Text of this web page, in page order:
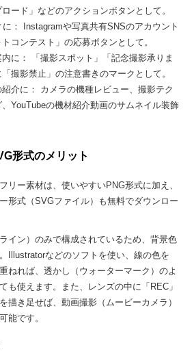
ード」などのアクションボタンとして。
： Instagramや写真共有SNSのアカウント
コンテスト」の応募ボタンとして。
に： 「撮影スポット」「記念撮影承りま
撮影禁止」の注意書きのマークとして。
介に： カメラの機種レビュー、撮影テク
YouTubeの機材紹介動画のサムネイル装飾
形式のメリット
リー素材は、使いやすいPNG形式に加え、
形式（SVGファイル）も無料でダウンロー
イン）のみで構成されているため、背景色
Illustratorなどのソフトを使い、線の色を
ねれば、透かし（ウォーターマーク）のよ
も使えます。また、レンズの中に「REC」
描き足せば、動画撮影（ムービーカメラ）
能です。